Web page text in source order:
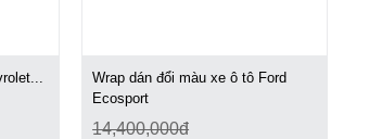
Wrap dán đổi màu xe ô tô Ford
Ecosport
14,400,000đ